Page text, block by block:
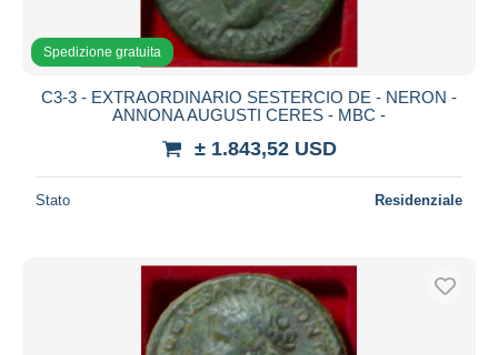
Spedizione gratuita
C3-3 - EXTRAORDINARIO SESTERCIO DE - NERON -
ANNONA AUGUSTI CERES - MBC -
± 1.843,52 USD
Stato Residenziale